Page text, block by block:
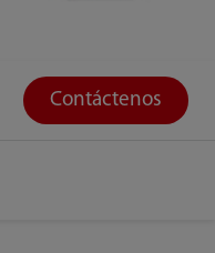
Contáctenos